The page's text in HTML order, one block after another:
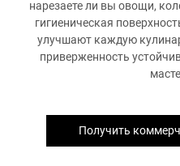
нарезаете ли вы овощи,
гигиеническая
улучшают каждую
приверженность
Получить